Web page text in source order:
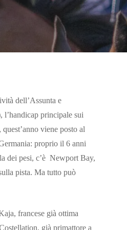
dell’Assunta e
principale sui
viene posto al
proprio il 6 anni
dei pesi, c’è Newport Bay,
pista. Ma tutto può
francese già ottima
già primattore a